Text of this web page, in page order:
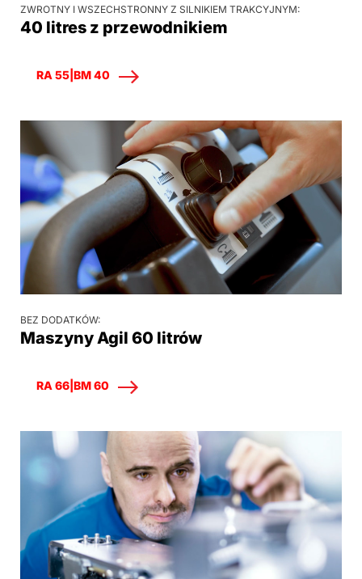
ZWROTNY I WSZECHSTRONNY Z SILNIKIEM TRAKCYJNYM:
40 litres z przewodnikiem
RA 55|BM 40
BEZ DODATKÓW:
Maszyny Agil 60 litrów
RA 66|BM 60